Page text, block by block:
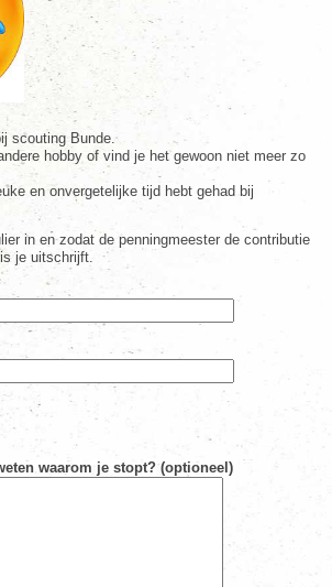
scouting Bunde.
hobby of vind je het gewoon niet meer zo
en onvergetelijke tijd hebt gehad bij
in en zodat de penningmeester de contributie
je uitschrijft.
waarom je stopt? (optioneel)